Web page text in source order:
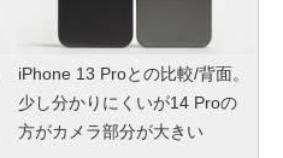
iPhone 13 Proとの比較/背面。
少し分かりにくいが14 Proの
方がカメラ部分が大きい